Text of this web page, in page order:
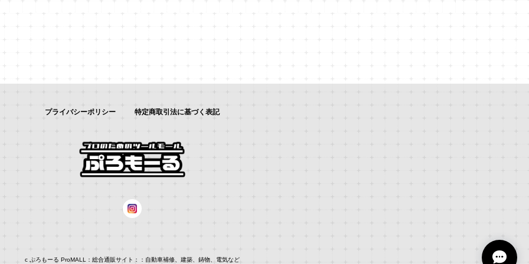
プライバシーポリシー 特定商取引法に基づく表記
c ぷろもーる ProMALL：総合通販サイト：：自動車補修、建築、鋳物、電気など